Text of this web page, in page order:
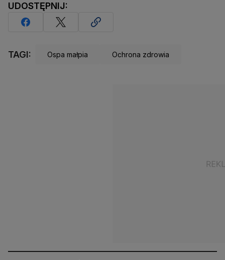
UDOSTĘPNIJ:
TAGI: Ospa małpia Ochrona zdrowia